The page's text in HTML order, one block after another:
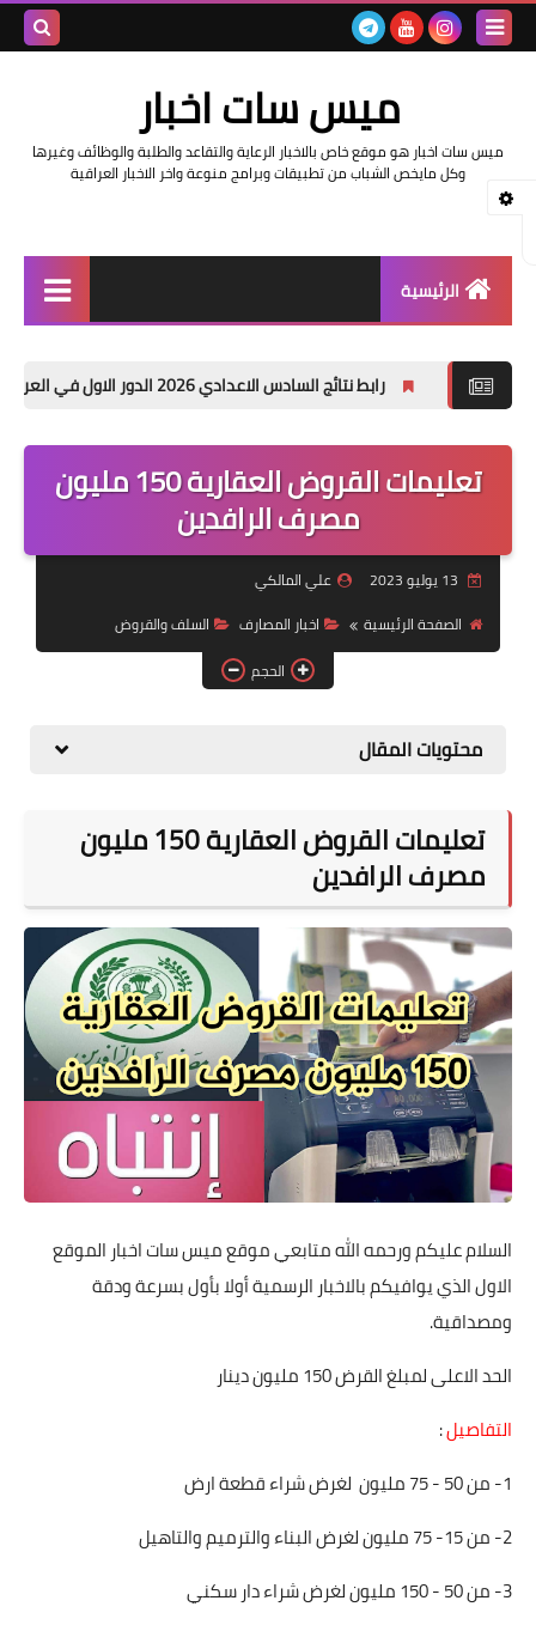
ميس سات اخبار
ميس سات اخبار هو موقع خاص بالاخبار الرعاية والتقاعد والطلبة والوظائف وغيرها
وكل مايخص الشباب من تطبيقات وبرامج منوعة واخر الاخبار العراقية
الرئيسية
اخبار وزارة التربية والتعليم
اخبار وزارة العمل وهيئة
التقاعد
قسم التطبيقات
قطع الاراضي
رابط نتائج السادس الاعدادي 2026 الدور الاول في العراق | موقع نتائجنا
تعليمات القروض العقارية 150 مليون
مصرف الرافدين
علي المالكي
الصفحة الرئيسية
اخبار المصارف
السلف والقروض
الحجم
محتويات المقال
تعليمات القروض العقارية 150 مليون
مصرف الرافدين
السلام عليكم ورحمه الله متابعي موقع ميس سات اخبار الموقع
الاول الذي يوافيكم بالاخبار الرسمية أولا بأول بسرعة ودقة
ومصداقية.
الحد الاعلى لمبلغ القرض 150 مليون دينار
التفاصيل:
1- من 50 - 75 مليون لغرض شراء قطعة ارض
2- من 15- 75 مليون لغرض البناء والترميم والتاهيل
3- من 50 - 150 مليون لغرض شراء دار سكني